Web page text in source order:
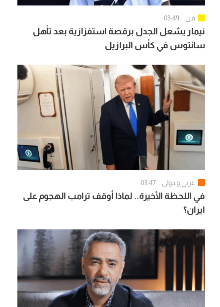
فن 03:49
نيمار يشعل الجدل برقصة استفزازية بعد تأهل
سانتوس في كأس البرازيل
عربي و دولي 03:47
في اللحظة الأخيرة.. لماذا أوقف ترامب الهجوم على
ايران؟